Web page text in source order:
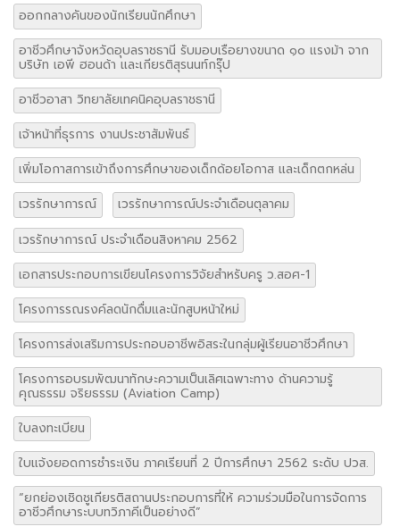
ออกกลางคันของนักเรียนนักศึกษา
อาชีวศึกษาจังหวัดอุบลราชธานี รับมอบเรือยางขนาด ๑๐ แรงม้า จาก
บริษัท เอพี ฮอนด้า และเกียรติสุรนนท์กรุ๊ป
อาชีวอาสา วิทยาลัยเทคนิคอุบลราชธานี
เจ้าหน้าที่ธุรการ งานประชาสัมพันธ์
เพิ่มโอกาสการเข้าถึงการศึกษาของเด็กด้อยโอกาส และเด็กตกหล่น
เวรรักษาการณ์
เวรรักษาการณ์ประจำเดือนตุลาคม
เวรรักษาการณ์ ประจำเดือนสิงหาคม 2562
เอกสารประกอบการเขียนโครงการวิจัยสำหรับครู ว.สอศ-1
โครงการรณรงค์ลดนักดื่มและนักสูบหน้าใหม่
โครงการส่งเสริมการประกอบอาชีพอิสระในกลุ่มผู้เรียนอาชีวศึกษา
โครงการอบรมพัฒนาทักษะความเป็นเลิศเฉพาะทาง ด้านความรู้
คุณธรรม จริยธรรม (Aviation Camp)
ใบลงทะเบียน
ใบแจ้งยอดการชำระเงิน ภาคเรียนที่ 2 ปีการศึกษา 2562 ระดับ ปวส.
“ยกย่องเชิดชูเกียรติสถานประกอบการที่ให้ ความร่วมมือในการจัดการ
อาชีวศึกษาระบบทวิภาคีเป็นอย่างดี”